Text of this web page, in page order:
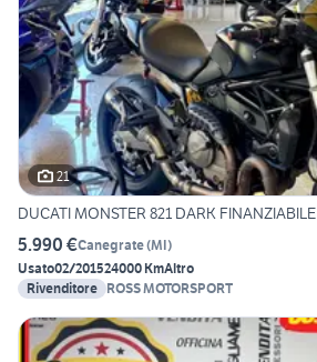
21
DUCATI MONSTER 821 DARK FINANZIABILE
5.990 €Canegrate(MI)
Usato02/201524000 KmAltro
Rivenditore ROSS MOTORSPORT